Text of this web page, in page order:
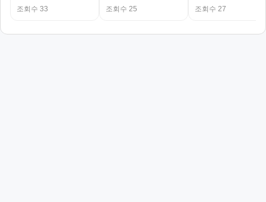
조회수 33
조회수 25
조회수 27